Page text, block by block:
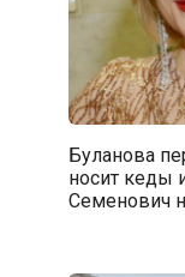
Буланова
носит кеды
Семенович